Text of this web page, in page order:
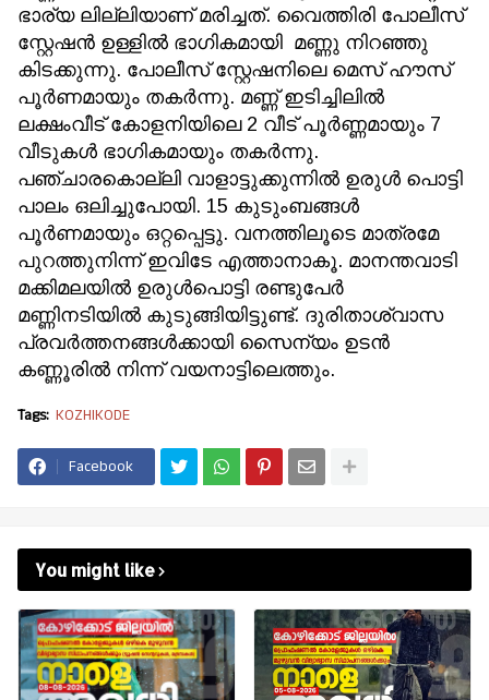
ഭാര്യ ലില്ലിയാണ് മരിച്ചത്. വൈത്തിരി പോലീസ്
സ്റ്റേഷന്‍ ഉള്ളില്‍ ഭാഗികമായി മണ്ണു നിറഞ്ഞു
കിടക്കുന്നു. പോലീസ് സ്റ്റേഷനിലെ മെസ് ഹൗസ്
പൂര്‍ണമായും തകര്‍ന്നു. മണ്ണ് ഇടിച്ചിലില്‍
ലക്ഷംവീട് കോളനിയിലെ 2 വീട് പൂര്‍ണ്ണമായും 7
വീടുകള്‍ ഭാഗികമായും തകര്‍ന്നു.
പഞ്ചാരകൊല്ലി വാളാട്ടുക്കുന്നില്‍ ഉരുള്‍ പൊട്ടി
പാലം ഒലിച്ചുപോയി. 15 കുടുംബങ്ങള്‍
പൂര്‍ണമായും ഒറ്റപ്പെട്ടു. വനത്തിലൂടെ മാത്രമേ
പുറത്തുനിന്ന് ഇവിടേ എത്താനാകൂ. മാനന്തവാടി
മക്കിമലയില്‍ ഉരുള്‍പൊട്ടി രണ്ടുപേര്‍
മണ്ണിനടിയില്‍ കുടുങ്ങിയിട്ടുണ്ട്. ദുരിതാശ്വാസ
പ്രവര്‍ത്തനങ്ങള്‍ക്കായി സൈന്യം ഉടന്‍
കണ്ണൂരില്‍ നിന്ന് വയനാട്ടിലെത്തും.
Tags: KOZHIKODE
Facebook
You might like